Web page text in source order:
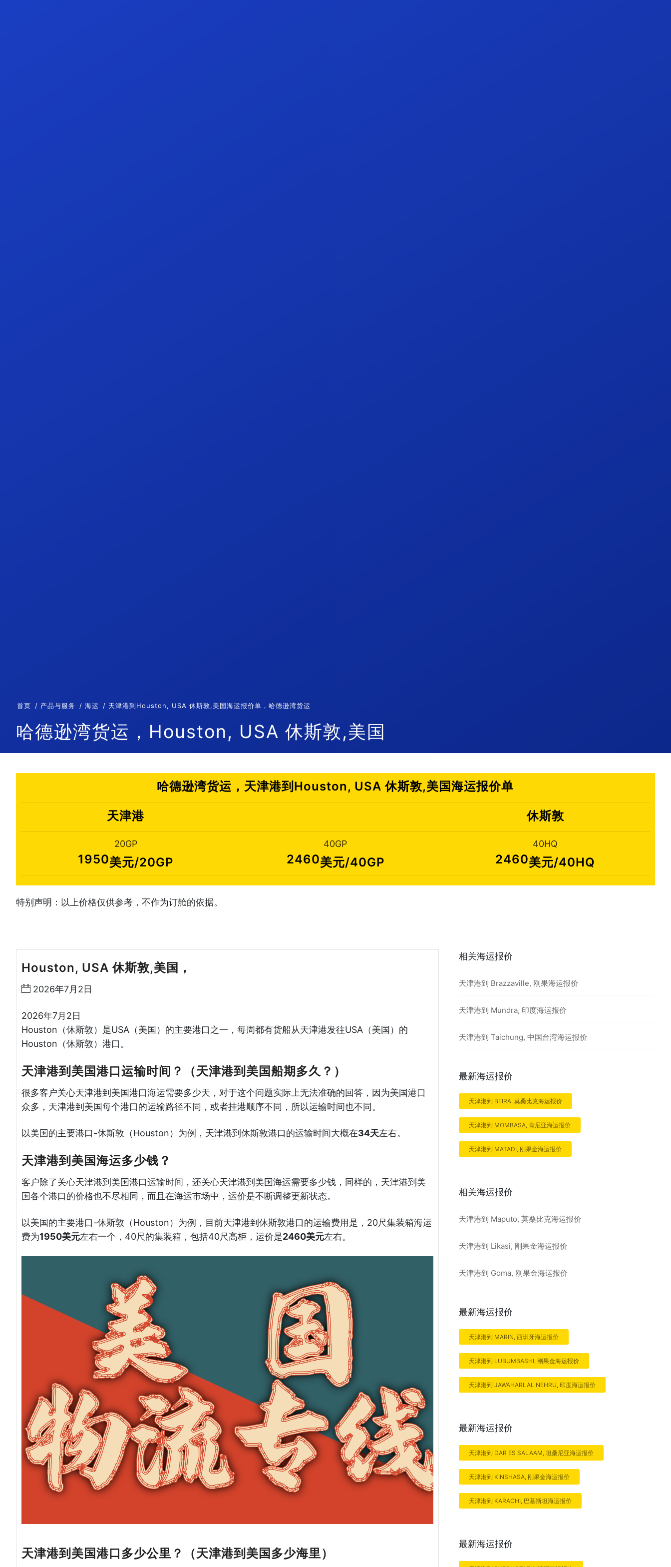
首页 产品与服务 海运 天津港到Houston, USA 休斯敦,美国海运报价单，哈德逊湾货运
哈德逊湾货运，Houston, USA 休斯敦,美国
哈德逊湾货运，天津港到Houston, USA 休斯敦,美国海运报价单
天津港 休斯敦
20GP
1950美元/20GP
40GP
2460美元/40GP
40HQ
2460美元/40HQ
特别声明：以上价格仅供参考，不作为订舱的依据。
Houston, USA 休斯敦,美国，
2026年7月2日
2026年7月2日
Houston（休斯敦）是USA（美国）的主要港口之一，每周都有货船从天津港发往USA（美国）的
Houston（休斯敦）港口。
天津港到美国港口运输时间？（天津港到美国船期多久？）
很多客户关心天津港到美国港口海运需要多少天，对于这个问题实际上无法准确的回答，因为美国港口
众多，天津港到美国每个港口的运输路径不同，或者挂港顺序不同，所以运输时间也不同。
以美国的主要港口-休斯敦（Houston）为例，天津港到休斯敦港口的运输时间大概在34天左右。
天津港到美国海运多少钱？
客户除了关心天津港到美国港口运输时间，还关心天津港到美国海运需要多少钱，同样的，天津港到美
国各个港口的价格也不尽相同，而且在海运市场中，运价是不断调整更新状态。
以美国的主要港口-休斯敦（Houston）为例，目前天津港到休斯敦港口的运输费用是，20尺集装箱海运
费为1950美元左右一个，40尺的集装箱，包括40尺高柜，运价是2460美元左右。
天津港到美国港口多少公里？（天津港到美国多少海里）
相关海运报价
天津港到 Brazzaville, 刚果海运报价
天津港到 Mundra, 印度海运报价
天津港到 Taichung, 中国台湾海运报价
最新海运报价
天津港到 BEIRA, 莫桑比克海运报价
天津港到 MOMBASA, 肯尼亚海运报价
天津港到 MATADI, 刚果金海运报价
相关海运报价
天津港到 Maputo, 莫桑比克海运报价
天津港到 Likasi, 刚果金海运报价
天津港到 Goma, 刚果金海运报价
最新海运报价
天津港到 MARIN, 西班牙海运报价
天津港到 LUBUMBASHI, 刚果金海运报价
天津港到 JAWAHARLAL NEHRU, 印度海运报价
最新海运报价
天津港到 DAR ES SALAAM, 坦桑尼亚海运报价
天津港到 KINSHASA, 刚果金海运报价
天津港到 KARACHI, 巴基斯坦海运报价
最新海运报价